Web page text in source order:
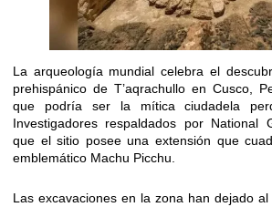
La arqueología mundial celebra el
prehispánico de T’aqrachullo en Cusco,
que podría ser la mítica ciudadela
Investigadores respaldados por National
que el sitio posee una extensión que
emblemático Machu Picchu.
Las excavaciones en la zona han dejado